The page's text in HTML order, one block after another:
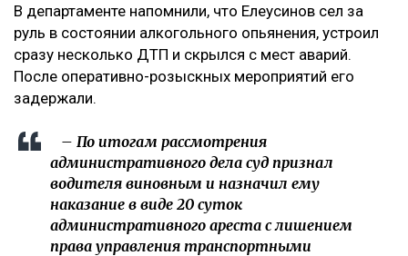
В департаменте напомнили, что Елеусинов сел за
руль в состоянии алкогольного опьянения, устроил
сразу несколько ДТП и скрылся с мест аварий.
После оперативно-розыскных мероприятий его
задержали.
– По итогам рассмотрения
административного дела суд признал
водителя виновным и назначил ему
наказание в виде 20 суток
административного ареста с лишением
права управления транспортными